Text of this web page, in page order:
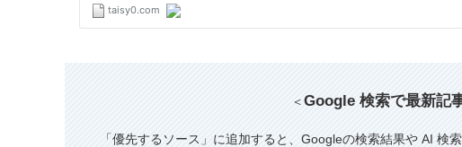
＜Google 検索で最新記
「優先するソース」に追加すると、Googleの検索結果や AI 検